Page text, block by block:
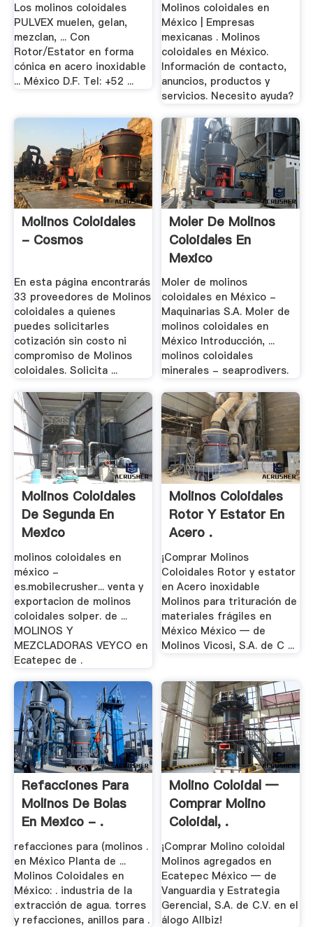
Los molinos coloidales
PULVEX muelen, gelan,
mezclan, ... Con
Rotor/Estator en forma
cónica en acero inoxidable
... México D.F. Tel: +52 ...
Molinos coloidales en
México | Empresas
mexicanas . Molinos
coloidales en México.
Información de contacto,
anuncios, productos y
servicios. Necesito ayuda?
Molinos Coloidales
- Cosmos
En esta página encontrarás
33 proveedores de Molinos
coloidales a quienes
puedes solicitarles
cotización sin costo ni
compromiso de Molinos
coloidales. Solicita ...
Moler De Molinos
Coloidales En
Mexico
Moler de molinos
coloidales en México -
Maquinarias S.A. Moler de
molinos coloidales en
México Introducción, ...
molinos coloidales
minerales - seaprodivers.
Molinos Coloidales
De Segunda En
Mexico
molinos coloidales en
méxico -
es.mobilecrusher... venta y
exportacion de molinos
coloidales solper. de ...
MOLINOS Y
MEZCLADORAS VEYCO en
Ecatepec de .
Molinos Coloidales
Rotor Y Estator En
Acero .
¡Comprar Molinos
Coloidales Rotor y estator
en Acero inoxidable
Molinos para trituración de
materiales frágiles en
México México — de
Molinos Vicosi, S.A. de C ...
Refacciones Para
Molinos De Bolas
En Mexico - .
refacciones para (molinos .
en México Planta de ...
Molinos Coloidales en
México: . industria de la
extracción de agua. torres
y refacciones, anillos para .
Molino Coloidal —
Comprar Molino
Coloidal, .
¡Comprar Molino coloidal
Molinos agregados en
Ecatepec México — de
Vanguardia y Estrategia
Gerencial, S.A. de C.V. en el
álogo Allbiz!